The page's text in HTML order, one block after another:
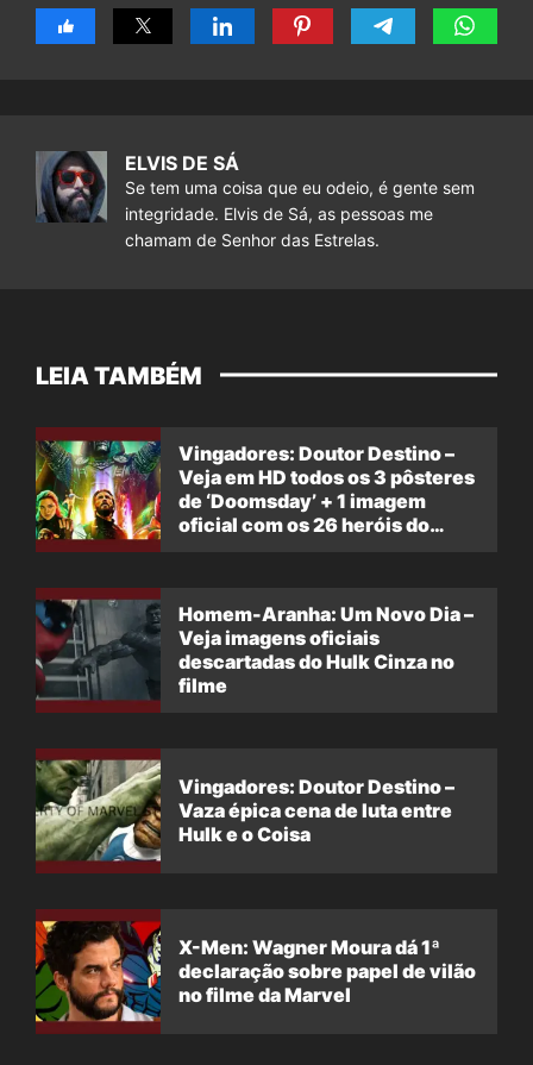
ELVIS DE SÁ
Se tem uma coisa que eu odeio, é gente sem
integridade. Elvis de Sá, as pessoas me
chamam de Senhor das Estrelas.
LEIA TAMBÉM
Vingadores: Doutor Destino –
Veja em HD todos os 3 pôsteres
de ‘Doomsday’ + 1 imagem
oficial com os 26 heróis do
Homem-Aranha: Um Novo Dia –
Veja imagens oficiais
descartadas do Hulk Cinza no
filme
Vingadores: Doutor Destino –
Vaza épica cena de luta entre
Hulk e o Coisa
X-Men: Wagner Moura dá 1ª
declaração sobre papel de vilão
no filme da Marvel